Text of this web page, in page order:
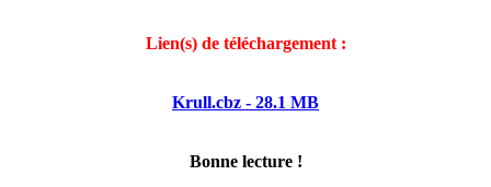
Lien(s) de téléchargement :
Krull.cbz - 28.1 MB
Bonne lecture !